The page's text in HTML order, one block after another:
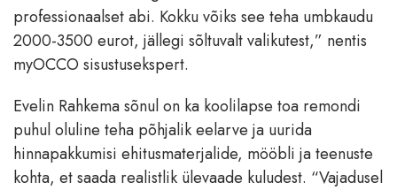
professionaalset abi. Kokku võiks see teha umbkaudu
2000-3500 eurot, jällegi sõltuvalt valikutest,” nentis
myOCCO sisustusekspert.
Evelin Rahkema sõnul on ka koolilapse toa remondi
puhul oluline teha põhjalik eelarve ja uurida
hinnapakkumisi ehitusmaterjalide, mööbli ja teenuste
kohta, et saada realistlik ülevaade kuludest. “Vajadusel